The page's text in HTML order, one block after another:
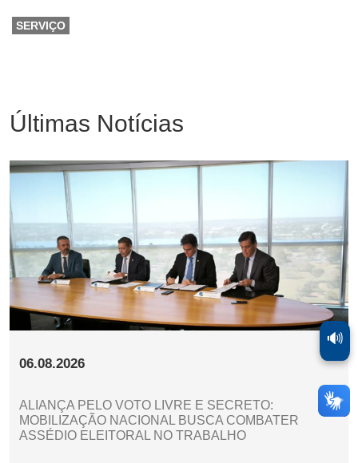
SERVIÇO
Últimas Notícias
06.08.2026
ALIANÇA PELO VOTO LIVRE E SECRETO:
MOBILIZAÇÃO NACIONAL BUSCA COMBATER
ASSÉDIO ELEITORAL NO TRABALHO
🔊